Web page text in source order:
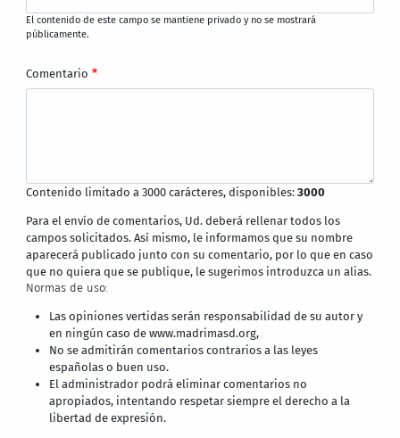
El contenido de este campo se mantiene privado y no se mostrará
públicamente.
Comentario
Contenido limitado a 3000 carácteres, disponibles:3000
Para el envío de comentarios, Ud. deberá rellenar todos los
campos solicitados. Así mismo, le informamos que su nombre
aparecerá publicado junto con su comentario, por lo que en caso
que no quiera que se publique, le sugerimos introduzca un alias.
Normas de uso:
Las opiniones vertidas serán responsabilidad de su autor y
en ningún caso de www.madrimasd.org,
No se admitirán comentarios contrarios a las leyes
españolas o buen uso.
El administrador podrá eliminar comentarios no
apropiados, intentando respetar siempre el derecho a la
libertad de expresión.